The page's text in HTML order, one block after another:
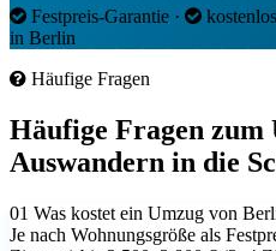
Sie wollen umziehen und
Umzugsunternehmen, das Ihren
Sie möchten nur bestimmte Möbel
Ihnen für jeden Umzugswunsch
Umzug in Berlin.
Mehr über UMZUG-BERLIN.de
Umzugsunternehmen